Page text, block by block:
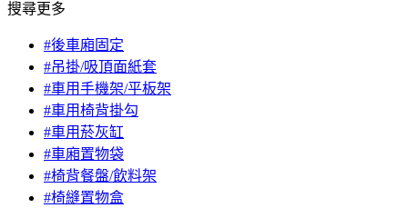
搜尋更多
#後車廂固定
#吊掛/吸頂面紙套
#車用手機架/平板架
#車用椅背掛勾
#車用菸灰缸
#車廂置物袋
#椅背餐盤/飲料架
#椅縫置物盒